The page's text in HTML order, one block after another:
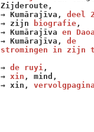
Zijderoute,
→ Kumārajīva, deel
→ zijn
biografie ,
→ Kumārajīva en
→ Kumārajīva, de
stromingen in zijn
→ de ruyi ,
→ xin , mind,
→ xin,